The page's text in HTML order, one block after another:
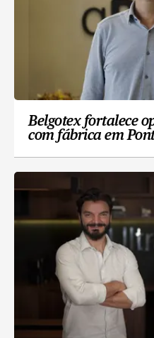
Belgotex fortalece
com fábrica em